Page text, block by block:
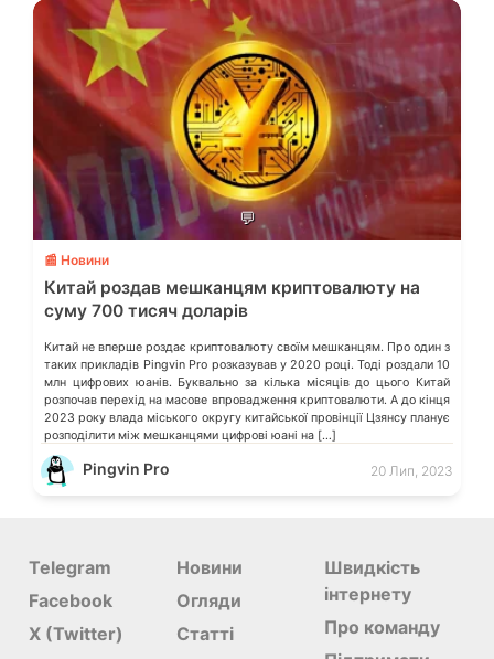
💬
📰 Новини
Китай роздав мешканцям криптовалюту на
суму 700 тисяч доларів
Китай не вперше роздає криптовалюту своїм мешканцям. Про один з
таких прикладів Pingvin Pro розказував у 2020 році. Тоді роздали 10
млн цифрових юанів. Буквально за кілька місяців до цього Китай
розпочав перехід на масове впровадження криптовалюти. А до кінця
2023 року влада міського округу китайської провінції Цзянсу планує
розподілити між мешканцями цифрові юані на […]
Pingvin Pro 20 Лип, 2023
Telegram
Facebook
X (Twitter)
Новини
Огляди
Статті
Швидкість
інтернету
Про команду